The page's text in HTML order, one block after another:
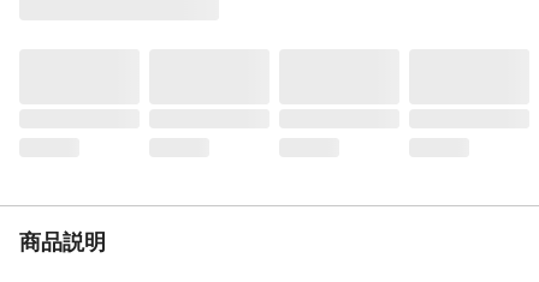
商品説明